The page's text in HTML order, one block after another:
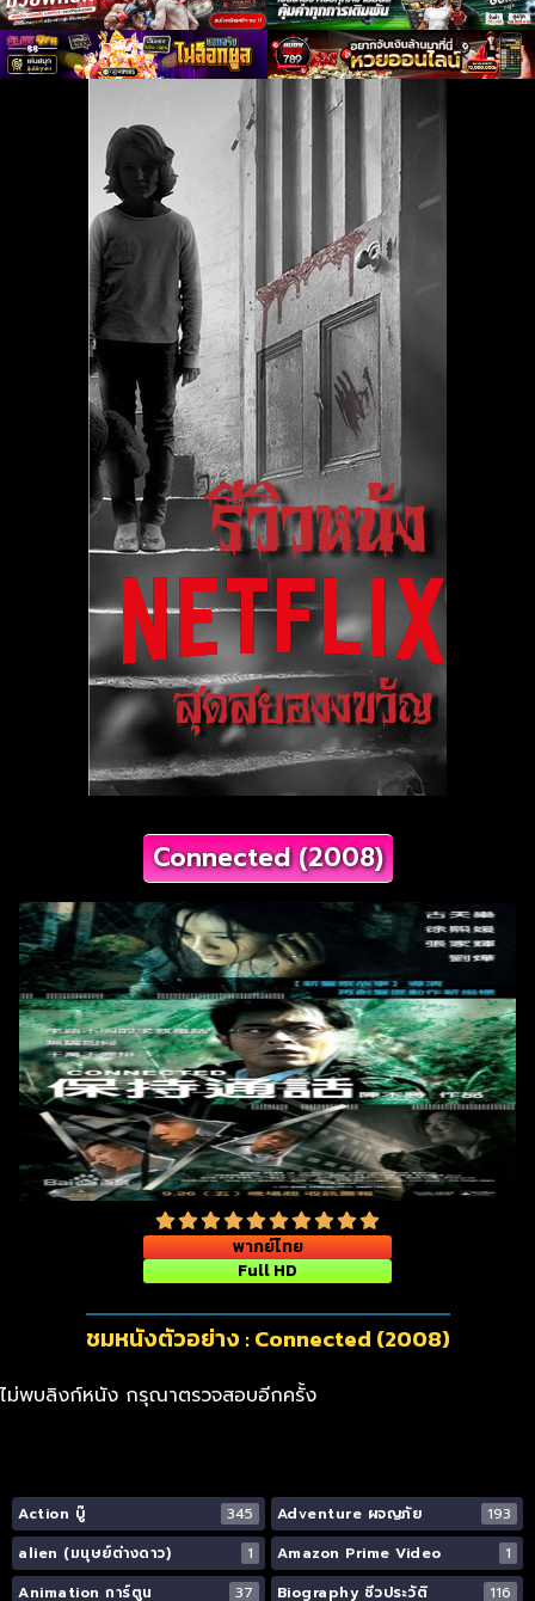
Connected (2008)
พากย์ไทย
Full HD
ชมหนังตัวอย่าง : Connected (2008)
ไม่พบลิงก์หนัง กรุณาตรวจสอบอีกครั้ง
Action บู๊ 345 Adventure ผจญภัย
193
alien (มนุษย์ต่างดาว)
1 Amazon Prime Video
1
Animation การ์ตูน
37 Biography ชีวประวัติ 116